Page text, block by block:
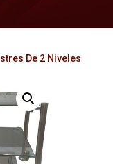
De 2 Niveles